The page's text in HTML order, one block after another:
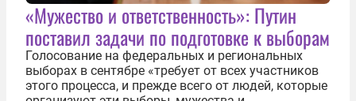
«Мужество и ответственность»: Путин
поставил задачи по подготовке к выборам
Голосование на федеральных и региональных
выборах в сентябре «требует от всех участников
этого процесса, и прежде всего от людей, которые